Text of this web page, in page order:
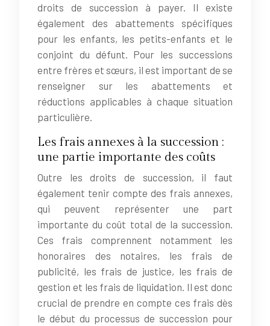
droits de succession à payer. Il existe
également des abattements spécifiques
pour les enfants, les petits-enfants et le
conjoint du défunt. Pour les successions
entre frères et sœurs, il est important de se
renseigner sur les abattements et
réductions applicables à chaque situation
particulière.
Les frais annexes à la succession :
une partie importante des coûts
Outre les droits de succession, il faut
également tenir compte des frais annexes,
qui peuvent représenter une part
importante du coût total de la succession.
Ces frais comprennent notamment les
honoraires des notaires, les frais de
publicité, les frais de justice, les frais de
gestion et les frais de liquidation. Il est donc
crucial de prendre en compte ces frais dès
le début du processus de succession pour